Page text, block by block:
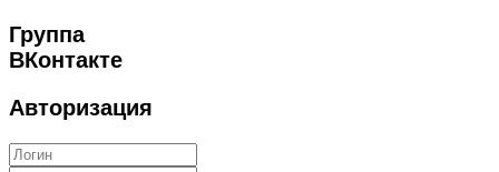
Группа
ВКонтакте
Авторизация